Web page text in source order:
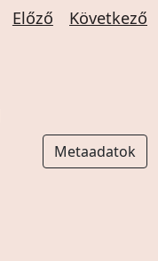
Előző Következő
Metaadatok